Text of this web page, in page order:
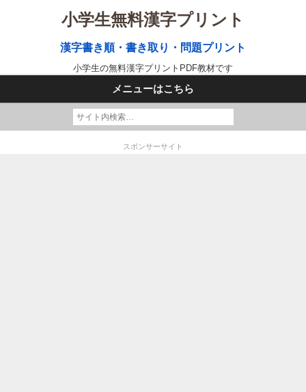
小学生無料漢字プリント
漢字書き順・書き取り・問題プリント
小学生の無料漢字プリントPDF教材です
メニューはこちら
スポンサーサイト